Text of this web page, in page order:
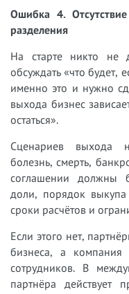
Ошибка 4.
разделения
На старте никто не
обсуждать «что будет,
именно это и нужно
выхода бизнес
остаться».
Сценариев выхода
болезнь, смерть,
соглашении должны
доли, порядок
сроки расчётов и
Если этого нет,
бизнеса, а
сотрудников. В
партнёра действует